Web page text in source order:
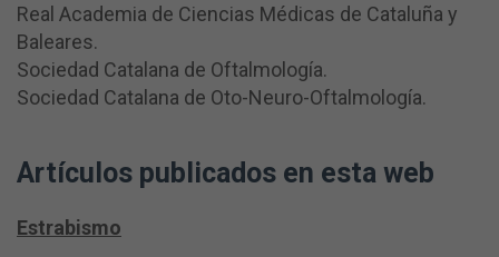
Real Academia de Ciencias Médicas de Cataluña y
Baleares.
Sociedad Catalana de Oftalmología.
Sociedad Catalana de Oto-Neuro-Oftalmología.
Artículos publicados en esta web
Estrabismo